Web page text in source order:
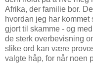
Afrika, der familie bor.
hvordan jeg har
gjort til skamme - og
de sterk overbevisning
slike ord kan være
valgte håp, for når noen